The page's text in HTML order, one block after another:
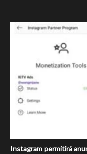
Instagram permitirá